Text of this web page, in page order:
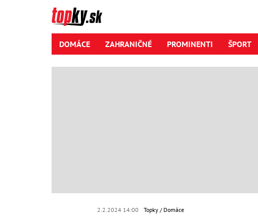
DOMÁCE ZAHRANIČNÉ PROMINENTI ŠPORT
2.2.2024 14:00 Topky Domáce